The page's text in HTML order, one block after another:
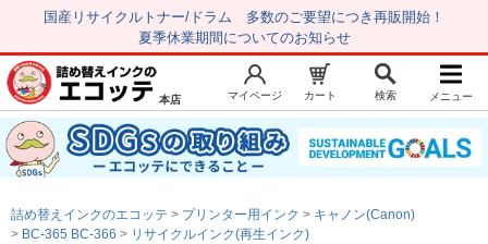
国産リサイクルトナー/ドラム 多数のご要望につき再販開始！
夏季休業期間についてのお知らせ
新規会員登録 マイページ
トップページ お気に入り
注文履歴 レビュー履歴
本店 マイページ カート 検索 メニュー
詰め替えインクのエコッテ プリンター用インク
キャノン(Canon)
BC-365 BC-366
リサイクルインク(再生インク)